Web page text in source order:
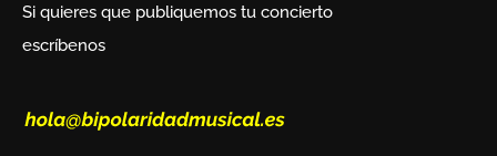
Si quieres que publiquemos tu concierto
escríbenos